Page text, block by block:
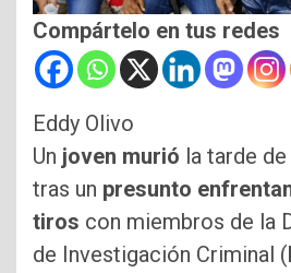
Compártelo en tus redes
Eddy Olivo
Un joven murió la tarde
tras un presunto
tiros con miembros de la
de Investigación Criminal (